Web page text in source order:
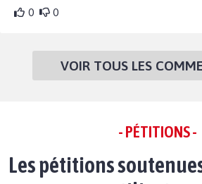
0 0
VOIR TOUS LES
- PÉTITIONS -
Les pétitions